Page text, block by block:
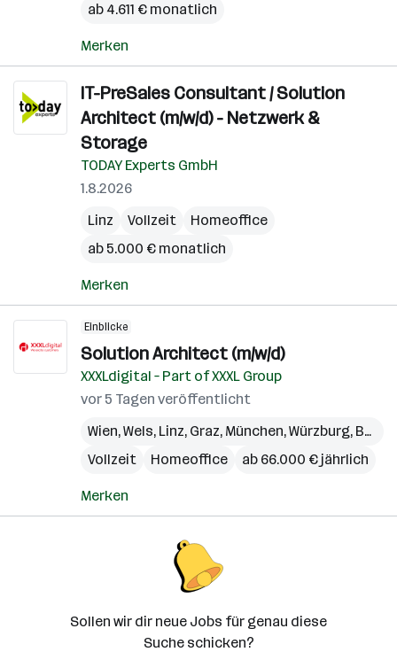
ab 4.611 € monatlich
Merken
IT-PreSales Consultant / Solution
Architect (m/w/d) - Netzwerk &
Storage
TODAY Experts GmbH
1.8.2026
Linz
Vollzeit
Homeoffice
ab 5.000 € monatlich
Merken
Einblicke
Solution Architect (m/w/d)
XXXLdigital – Part of XXXL Group
vor 5 Tagen veröffentlicht
Wien,Wels, Linz, Graz, München,Würzburg, Berlin
Vollzeit
Homeoffice ab 66.000 € jährlich
Merken
Sollen wir dir neue Jobs für genau diese
Suche schicken?